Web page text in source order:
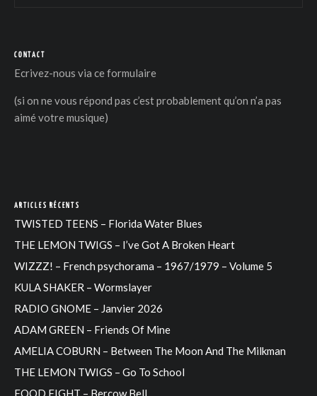
CONTACT
Ecrivez-nous via ce formulaire
(si on ne vous répond pas c’est probablement qu’on n’a pas
aimé votre musique)
ARTICLES RÉCENTS
TWISTED TEENS – Florida Water Blues
THE LEMON TWIGS – I’ve Got A Broken Heart
WIZZZ! – French psychorama – 1967/1979 – Volume 5
KULA SHAKER – Wormslayer
RADIO GNOME – Janvier 2026
ADAM GREEN – Friends Of Mine
AMELIA COBURN – Between The Moon And The Milkman
THE LEMON TWIGS – Go To School
FOOD FIGHT – Bercow Bell